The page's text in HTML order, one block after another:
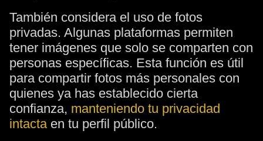
También considera el uso de fotos
privadas. Algunas plataformas permiten
tener imágenes que solo se comparten con
personas específicas. Esta función es útil
para compartir fotos más personales con
quienes ya has establecido cierta
confianza, manteniendo tu privacidad
intactaen tu perfil público.